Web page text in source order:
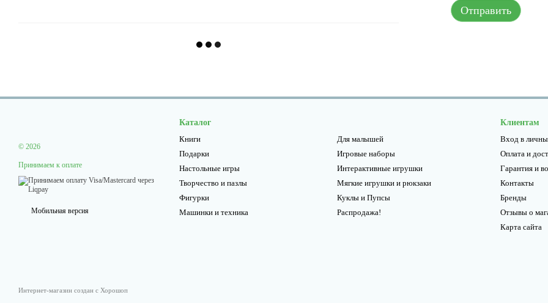
Отправить
© 2026
Принимаем к оплате
Мобильная версия
Интернет-магазин создан с Хорошоп
Каталог
Книги
Подарки
Настольные игры
Творчество и пазлы
Фигурки
Машинки и техника
Для малышей
Игровые наборы
Интерактивные игрушки
Мягкие игрушки и рюкзаки
Куклы и Пупсы
Распродажа!
Клиентам
Вход в
Оплата и
Гарантия и
Контакты
Бренды
Отзывы о
Карта сайта